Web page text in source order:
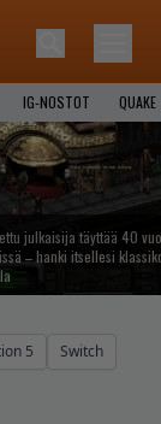
IG-NOSTOT QUAKE
julkaisija täyttää 40
– hanki itsellesi
5
Switch